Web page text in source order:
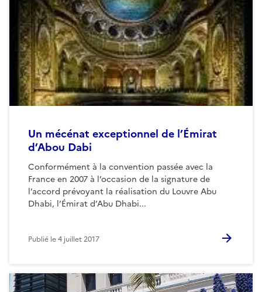
Un mécénat exceptionnel de l’Émirat
d’Abou Dabi
Conformément à la convention passée avec la
France en 2007 à l’occasion de la signature de
l’accord prévoyant la réalisation du Louvre Abu
Dhabi, l’Émirat d’Abu Dhabi...
Publié le4 juillet 2017